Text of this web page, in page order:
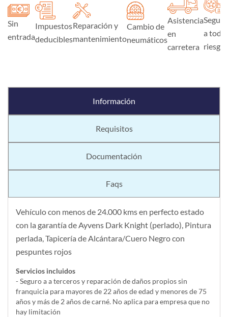
Sin
entrada
Impuestos
deducibles
Reparación y
mantenimiento
Cambio de
neumáticos
Asistencia
en
carretera
Seguro
a todo
riesgo
Información
Requisitos
Documentación
Faqs
Vehículo con menos de 24.000 kms en perfecto estado
con la garantía de Ayvens Dark Knight (perlado), Pintura
perlada, Tapicería de Alcántara/Cuero Negro con
pespuntes rojos
Servicios incluidos
- Seguro a a terceros y reparación de daños propios sin
franquicia para mayores de 22 años de edad y menores de 75
años y más de 2 años de carné. No aplica para empresa que no
hay limitación